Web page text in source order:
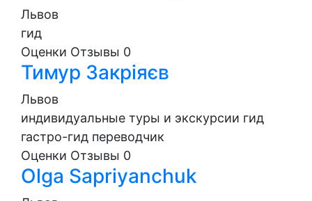
Львов
гид
Оценки Отзывы 0
Тимур Закріяєв
Львов
индивидуальные туры и экскурсии гид
гастро-гид переводчик
Оценки Отзывы 0
Olga Sapriyanchuk